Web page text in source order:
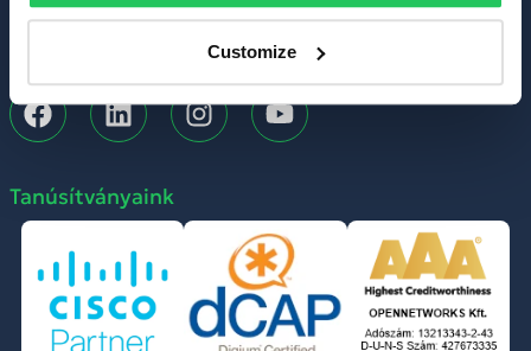
Customize
Tanúsítványaink